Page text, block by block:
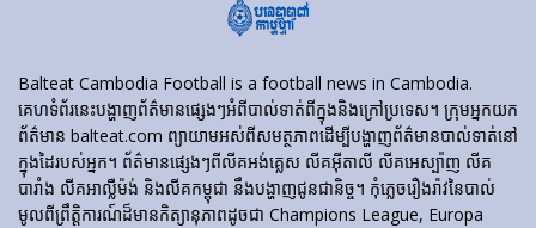
Balteat Cambodia Football is a football news in Cambodia.
គេហទំព័រ​នេះ​បង្ហាញ​ព័ត៌មាន​ផ្សេងៗ​អំពី​បាល់ទាត់​ពី​ក្នុង​និង​ក្រៅ​ប្រទេស។ ក្រុមអ្នកយក
ព័ត៌មាន balteat.com ព្យាយាមអស់ពីសមត្ថភាពដើម្បីបង្ហាញព័ត៌មានបាល់ទាត់នៅ
ក្នុងដៃរបស់អ្នក។ ព័ត៌មានផ្សេងៗពីលីគអង់គ្លេស លីគអ៊ីតាលី លីគអេស្ប៉ាញ លីគ
បារាំង លីគអាល្លឺម៉ង់ និងលីគកម្ពុជា នឹងបង្ហាញជូនជានិច្ច។ កុំភ្លេចរឿងរ៉ាវនៃបាល់
មូលពីព្រឹត្តិការណ៍ដ៏មានកិត្យានុភាពដូចជា Champions League, Europa